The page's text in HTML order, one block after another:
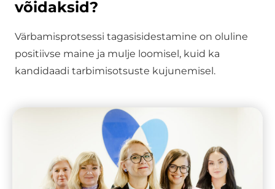
võidaksid?
Värbamisprotsessi tagasisidestamine on oluline
positiivse maine ja mulje loomisel, kuid ka
kandidaadi tarbimisotsuste kujunemisel.